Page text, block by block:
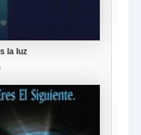
la luz